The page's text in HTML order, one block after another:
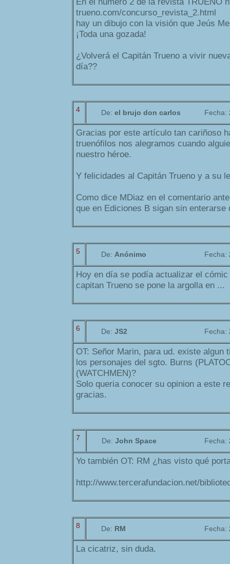
trueno.com/concurso_revista_2.html
hay un dibujo con la visión que Jeús
¡Toda una gozada!
¿Volverá el Capitán Trueno a vivir
día??
4 De: el brujo don carlos Fecha:
Gracias por este artículo tan cariñoso
truenófilos nos alegramos cuando
nuestro héroe.
Y felicidades al Capitán Trueno y a su
Como dice MDiaz en el comentario
que en Ediciones B sigan sin enterarse
5 De: Anónimo Fecha:
Hoy en día se podía actualizar el
capitan Trueno se pone la argolla en ...
6 De: JS2 Fecha:
OT: Señor Marin, para ud. existe algun
los personajes del sgto. Burns
(WATCHMEN)?
Solo queria conocer su opinion a este
gracias.
7 De: John Space Fecha:
Yo también OT: RM ¿has visto qué
http://www.tercerafundacion.net/
8 De: RM Fecha:
La cicatriz, sin duda.